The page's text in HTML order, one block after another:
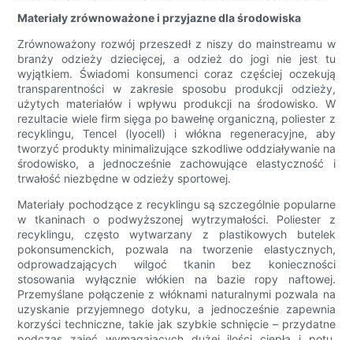
Materiały zrównoważone i przyjazne dla środowiska
Zrównoważony rozwój przeszedł z niszy do mainstreamu w
branży odzieży dziecięcej, a odzież do jogi nie jest tu
wyjątkiem. Świadomi konsumenci coraz częściej oczekują
transparentności w zakresie sposobu produkcji odzieży,
użytych materiałów i wpływu produkcji na środowisko. W
rezultacie wiele firm sięga po bawełnę organiczną, poliester z
recyklingu, Tencel (lyocell) i włókna regeneracyjne, aby
tworzyć produkty minimalizujące szkodliwe oddziaływanie na
środowisko, a jednocześnie zachowujące elastyczność i
trwałość niezbędne w odzieży sportowej.
Materiały pochodzące z recyklingu są szczególnie popularne
w tkaninach o podwyższonej wytrzymałości. Poliester z
recyklingu, często wytwarzany z plastikowych butelek
pokonsumenckich, pozwala na tworzenie elastycznych,
odprowadzających wilgoć tkanin bez konieczności
stosowania wyłącznie włókien na bazie ropy naftowej.
Przemyślane połączenie z włóknami naturalnymi pozwala na
uzyskanie przyjemnego dotyku, a jednocześnie zapewnia
korzyści techniczne, takie jak szybkie schnięcie – przydatne